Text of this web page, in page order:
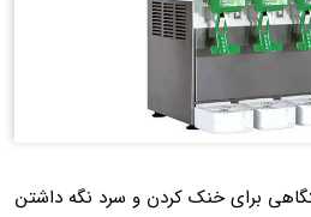
برای خنک کردن و سرد نگه داشتن